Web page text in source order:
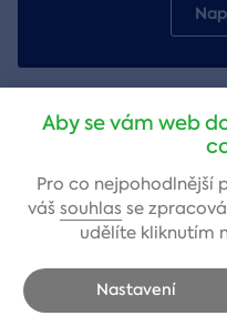
Až 60 dní na vrácení
poukazu
Nebo využijte možnost
Aby se vám web
Pro co nejpohodlnější
váš souhlas se
udělíte kliknutím
Nastavení